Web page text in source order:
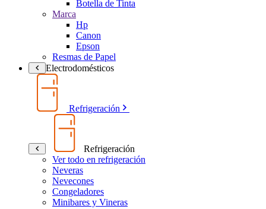
Botella de Tinta
Marca
Hp
Canon
Epson
Resmas de Papel
Electrodomésticos
Refrigeración
Refrigeración
Ver todo en refrigeración
Neveras
Nevecones
Congeladores
Minibares y Vineras